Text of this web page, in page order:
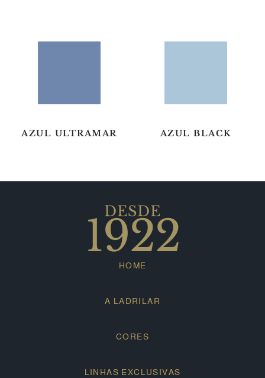
AZUL ULTRAMAR AZUL BLACK
DESDE
1922
HOME
A LADRILAR
CORES
LINHAS EXCLUSIVAS